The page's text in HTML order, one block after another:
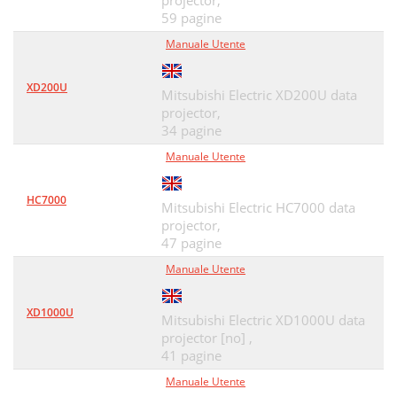
GAMMA MODE DYNAMIC
When USER is selected:
SUPER RESOLUTION
- USER menu
43
Initial network settings
IP Settings
45
Setting the control system
NETWORK RESET
Advanced features
Advanced features (continued)
Sub image
50
59 pagine
XD200U
Manuale Utente
Mitsubishi Electric XD200U data
projector,
34 pagine
HC7000
Manuale Utente
Mitsubishi Electric HC7000 data
projector,
47 pagine
XD1000U
Manuale Utente
Mitsubishi Electric XD1000U data
projector [no] ,
41 pagine
Manuale Utente